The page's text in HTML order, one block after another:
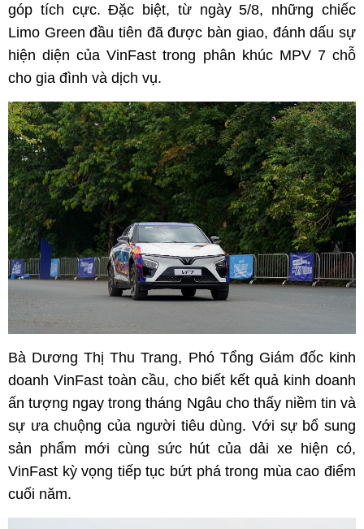
góp tích cực. Đặc biệt, từ ngày 5/8, những chiếc
Limo Green đầu tiên đã được bàn giao, đánh dấu sự
hiện diện của VinFast trong phân khúc MPV 7 chỗ
cho gia đình và dịch vụ.
Bà Dương Thị Thu Trang, Phó Tổng Giám đốc kinh
doanh VinFast toàn cầu, cho biết kết quả kinh doanh
ấn tượng ngay trong tháng Ngâu cho thấy niềm tin và
sự ưa chuộng của người tiêu dùng. Với sự bổ sung
sản phẩm mới cùng sức hút của dải xe hiện có,
VinFast kỳ vọng tiếp tục bứt phá trong mùa cao điểm
cuối năm.